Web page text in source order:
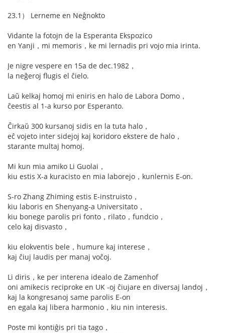
23.1） Lerneme en Neĝnokto
Vidante la fotojn de la Esperanta Ekspozico
en Yanji，mi memoris，ke mi lernadis pri vojo mia irinta.
Je nigre vespere en 15a de dec.1982，
la neĝeroj flugis el ĉielo.
Laŭ kelkaj homoj mi eniris en halo de Labora Domo，
ĉeestis al 1-a kurso por Esperanto.
Ĉirkaŭ 300 kursanoj sidis en la tuta halo，
eĉ vojeto inter sidejoj kaj koridoro ekstere de halo，
starante multaj homoj.
Mi kun mia amiko Li Guolai，
kiu estis X-a kuracisto en mia laborejo，kunlernis E-on.
S-ro Zhang Zhiming estis E-instruisto，
kiu laboris en Shenyang-a Universitato，
kiu bonege parolis pri fonto，rilato，fundcio，
celo kaj disvasto，
kiu elokventis bele，humure kaj interese，
kaj ĉiuj laudis per manaj voĉoj.
Li diris，ke per interena idealo de Zamenhof
oni amikecis reciproke en UK -oj ĉiujare en diversaj landoj，
kaj la kongresanoj same parolis E-on
en egala kaj libera harmonio，kiu nin interesis.
Poste mi kontiĝis pri tia tago，